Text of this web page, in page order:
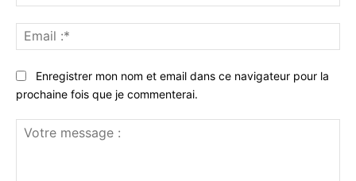
:*
:*
Enregistrer mon nom et email dans ce navigateur pour la
prochaine fois que je commenterai.